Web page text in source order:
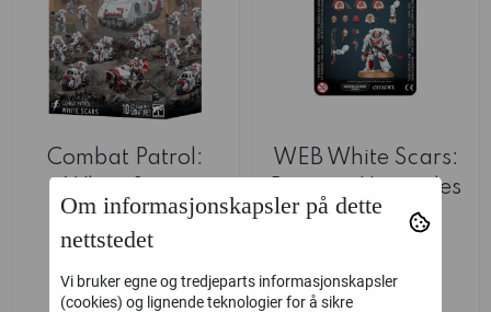
Combat Patrol:
Games Workshop
1.280,-
på lager
WEB White Scars:
Primaris Upgrades
& Transfers
Games Workshop
220,-
på lager
Om informasjonskapsler på dette
nettstedet
Vi bruker egne og tredjeparts informasjonskapsler
(cookies) og lignende teknologier for å sikre